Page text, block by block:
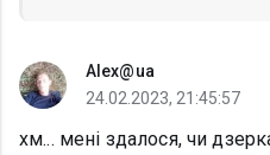
Alex@ua
24.02.2023, 21:45:57
хм... мені здалося, чи